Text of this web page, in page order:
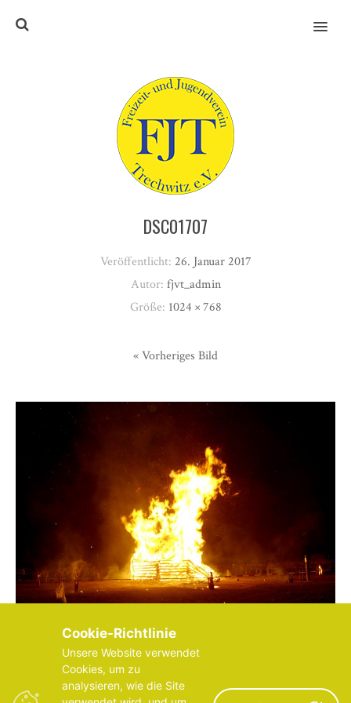
MENU
DSC01707
Veröffentlicht: 26. Januar 2017
Autor: fjvt_admin
Größe: 1024 × 768
« Vorheriges Bild
Cookie-Richtlinie
Unsere Website verwendet
Cookies, um zu
analysieren, wie die Site